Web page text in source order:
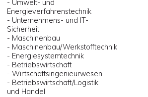
- Umwelt- und
Energieverfahrenstechnik
- Unternehmens- und IT-
Sicherheit
- Maschinenbau
- Maschinenbau/Werkstofftechnik
- Energiesystemtechnik
- Betriebswirtschaft
- Wirtschaftsingenieurwesen
- Betriebswirtschaft/Logistik
und Handel